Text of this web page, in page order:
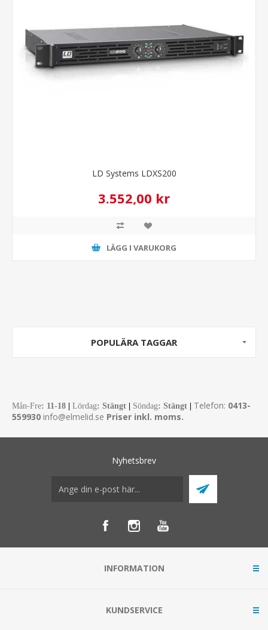
LD Systems LDXS200
3.552,00 kr
LÄGG I VARUKORG
POPULÄRA TAGGAR
Mån-Fre: 11-18 Lördag: Stängt Söndag: Stängt Telefon: 0413-
559930 info@elmelid.se Priser inkl. moms.
Nyhetsbrev
INFORMATION
KUNDSERVICE